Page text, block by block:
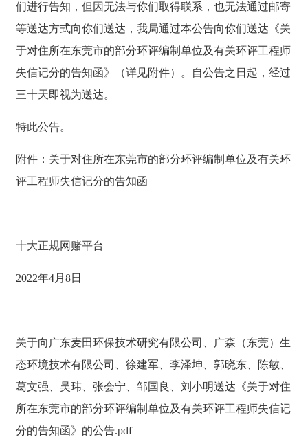
们进行告知，但因无法与你们取得联系，也无法通过邮寄
等送达方式向你们送达，我局通过本公告向你们送达《关
于对住所在东莞市的部分环评编制单位及有关环评工程师
失信记分的告知函》（详见附件）。自公告之日起，经过
三十天即视为送达。
特此公告。
附件：关于对住所在东莞市的部分环评编制单位及有关环
评工程师失信记分的告知函
十大正规网赌平台
2022年4月8日
关于向广东麦田环保技术研究有限公司、广森（东莞）生
态环境技术有限公司、徐建军、李泽坤、郭晓东、陈敏、
葛文强、吴玮、张会宁、邹国良、刘小明送达《关于对住
所在东莞市的部分环评编制单位及有关环评工程师失信记
分的告知函》的公告.pdf